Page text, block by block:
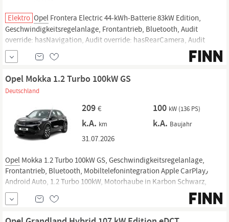
Elektro Opel Frontera Electric 44-kWh-Batterie 83kW Edition,
Geschwindigkeitsregelanlage, Frontantrieb, Bluetooth, Audit
override: hasNavigation, Audit override: hasRearCamera, Audit
override: hasCarplayAndroidauto, Audit override: hasParkingAssist,
Audit override: hasWirelessCharging, Audit override: hasUsbRear,
Opel Mokka 1.2 Turbo 100kW GS
Deutschland
209 € 100 kW (136 PS)
k.A. km k.A. Baujahr
31.07.2026
Opel Mokka 1.2 Turbo 100kW GS, Geschwindigkeitsregelanlage,
Frontantrieb, Bluetooth, Mobiltelefonintegration Apple CarPlay٫
Android Auto, 1.2 Turbo 100kW, Motorhaube in Karbon Schwarz,
Allwetterreifen 215/60 R 17, Dach in Wagenfarbe